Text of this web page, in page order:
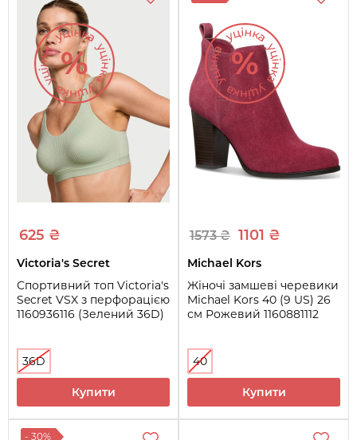
625 ₴
Victoria's Secret
Спортивний топ Victoria's
Secret VSX з перфорацією
1160936116 (Зелений 36D)
36D
Купити
1573 ₴ 1101 ₴
Michael Kors
Жіночі замшеві черевики
Michael Kors 40 (9 US) 26
см Рожевий 1160881112
40
Купити
- 30%